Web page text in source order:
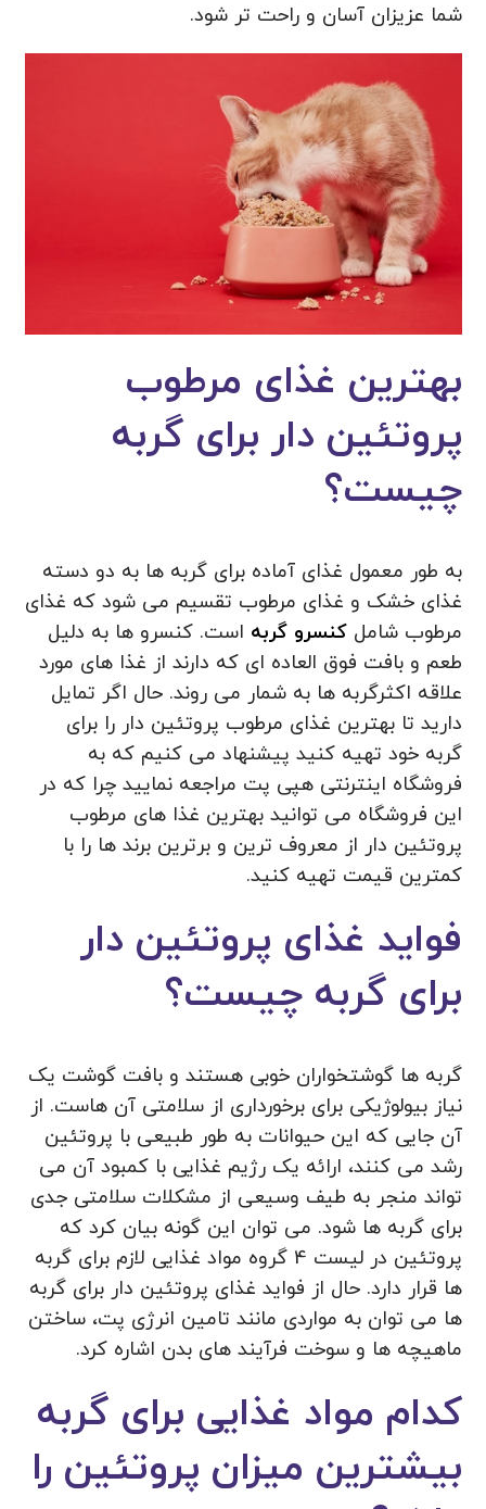
شما عزیزان آسان و راحت تر شود.
بهترین غذای مرطوب
پروتئین دار برای گربه
چیست؟
به طور معمول غذای آماده برای گربه ها به دو دسته
غذای خشک و غذای مرطوب تقسیم می شود که غذای
مرطوب شاملکنسرو گربه است. کنسرو ها به دلیل
طعم و بافت فوق العاده ای که دارند از غذا های مورد
علاقه اکثرگربه ها به شمار می روند. حال اگر تمایل
دارید تا بهترین غذای مرطوب پروتئین دار را برای
گربه خود تهیه کنید پیشنهاد می کنیم که به
فروشگاه اینترنتی هپی پت مراجعه نمایید چرا که در
این فروشگاه می توانید بهترین غذا های مرطوب
پروتئین دار از معروف ترین و برترین برند ها را با
کمترین قیمت تهیه کنید.
فواید غذای پروتئین دار
برای گربه چیست؟
گربه ها گوشتخواران خوبی هستند و بافت گوشت یک
نیاز بیولوژیکی برای برخورداری از سلامتی آن هاست. از
آن جایی که این حیوانات به طور طبیعی با پروتئین
رشد می کنند، ارائه یک رژیم غذایی با کمبود آن می
تواند منجر به طیف وسیعی از مشکلات سلامتی جدی
برای گربه ها شود. می توان این گونه بیان کرد که
پروتئین در لیست 4 گروه مواد غذایی لازم برای گربه
ها قرار دارد. حال از فواید غذای پروتئین دار برای گربه
ها می توان به مواردی مانند تامین انرژی پت، ساختن
ماهیچه ها و سوخت فرآیند های بدن اشاره کرد.
کدام مواد غذایی برای گربه
بیشترین میزان پروتئین را